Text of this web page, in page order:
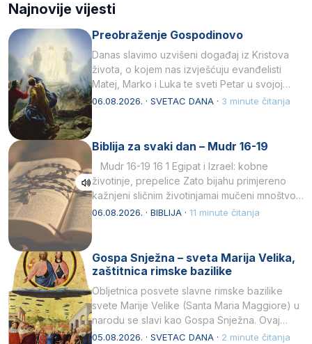
Najnovije vijesti
Preobraženje Gospodinovo
Danas slavimo uzvišeni događaj iz Kristova
života, o kojem nas izvješćuju evanđelisti
Matej, Marko i Luka te sveti Petar u svojoj
drugoj…
06.08.2026. · SVETAC DANA · 3 minute čitanja
Biblija za svaki dan – Mudr 16-19
Mudr 16-19 16 1 Egipat i Izrael: kobne
životinje, prepelice Zato bijahu primjereno
kažnjeni sličnim životinjamai mučeni mnoštvom
kukaca.2 A narod…
06.08.2026. · BIBLIJA · 11 minute čitanja
Gospa Snježna – sveta Marija Velika,
zaštitnica rimske bazilike
Obljetnica posvete slavne rimske bazilike
svete Marije Velike (Santa Maria Maggiore) u
narodu se slavi kao Gospa Snježna. Ovaj
naziv, Sancta Maria…
05.08.2026. · SVETAC DANA · 2 minute čitanja